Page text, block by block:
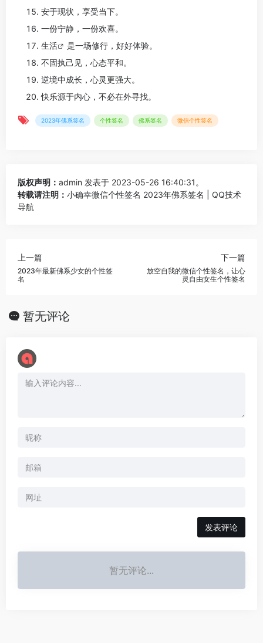
安于现状，享受当下。
一份宁静，一份欢喜。
生活
是一场修行，好好体验。
不固执己见，心态平和。
逆境中成长，心灵更强大。
快乐源于内心，不必在外寻找。
2023年佛系签名 个性签名 佛系签名 微信个性签名
版权声明： admin 发表于 2023-05-26 16:40:31。
转载请注明： 小确幸微信个性签名 2023年佛系签名 | QQ技术
导航
上一篇
2023年最新佛系少女的个性签
名
下一篇
放空自我的微信个性签名，让心
灵自由女生个性签名
暂无评论
暂无评论...